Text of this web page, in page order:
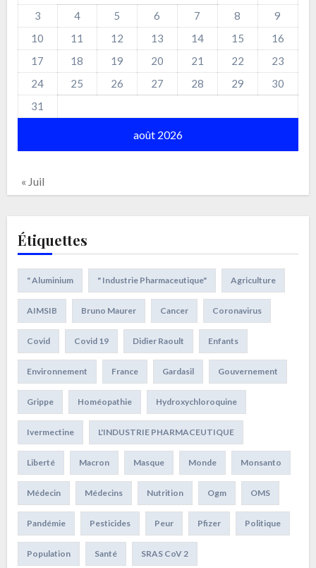
août 2026
3
4 5 6 7 8
9
10
11 12 13 14 15
16
17
18 19 20 21 22
23
24
25 26 27 28 29
30
31
« Juil
Étiquettes
" Aluminium " Industrie Pharmaceutique" Agriculture
AIMSIB Bruno Maurer Cancer Coronavirus
Covid Covid 19 Didier Raoult Enfants
Environnement France Gardasil Gouvernement
Grippe Homéopathie Hydroxychloroquine
Ivermectine L'INDUSTRIE PHARMACEUTIQUE
Liberté Macron Masque Monde Monsanto
Médecin Médecins Nutrition Ogm OMS
Pandémie Pesticides Peur Pfizer Politique
Population Santé SRAS CoV 2